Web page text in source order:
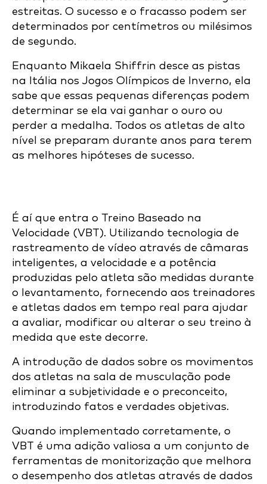
estreitas. O sucesso e o fracasso podem ser
determinados por centímetros ou milésimos
de segundo.
Enquanto Mikaela Shiffrin desce as pistas
na Itália nos Jogos Olímpicos de Inverno, ela
sabe que essas pequenas diferenças podem
determinar se ela vai ganhar o ouro ou
perder a medalha. Todos os atletas de alto
nível se preparam durante anos para terem
as melhores hipóteses de sucesso.
É aí que entra o Treino Baseado na
Velocidade (VBT). Utilizando tecnologia de
rastreamento de vídeo através de câmaras
inteligentes, a velocidade e a potência
produzidas pelo atleta são medidas durante
o levantamento, fornecendo aos treinadores
e atletas dados em tempo real para ajudar
a avaliar, modificar ou alterar o seu treino à
medida que este decorre.
A introdução de dados sobre os movimentos
dos atletas na sala de musculação pode
eliminar a subjetividade e o preconceito,
introduzindo fatos e verdades objetivas.
Quando implementado corretamente, o
VBT é uma adição valiosa a um conjunto de
ferramentas de monitorização que melhora
o desempenho dos atletas através de dados